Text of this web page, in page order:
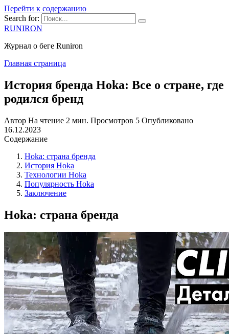
Перейти к содержанию
Search for:
RUNIRON
Журнал о беге Runiron
Главная страница
История бренда Hoka: Все о стране, где
родился бренд
Автор На чтение 2 мин. Просмотров 5 Опубликовано
16.12.2023
Содержание
Hoka: страна бренда
История Hoka
Технологии Hoka
Популярность Hoka
Заключение
Hoka: страна бренда